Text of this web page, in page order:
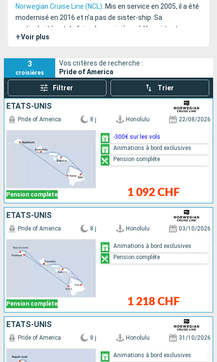
Norwegian Cruise Line (NCL). Mis en service en 2005, il a été
modernisé en 2016 et n’a pas de sister-ship. Sa
particularité est de faire des croisières à Hawaï toute
l’année, et à bord l’ambiance et la culture américaines sont
+Voir plus
3
croisières
Vos critères de recherche :
Pride of America
Filtrer Trier
ÉTATS-UNIS
Pension complète
Pride of America 8 j Honolulu 22/08/2026
1 092 CHF
-300€ sur les vols
Animations à bord exclusives
Pension complète
ÉTATS-UNIS
Pension complète
Pride of America 8 j Honolulu 03/10/2026
1 218 CHF
Animations à bord exclusives
Pension complète
ÉTATS-UNIS
Pride of America 8 j Honolulu 31/10/2026
Animations à bord exclusives